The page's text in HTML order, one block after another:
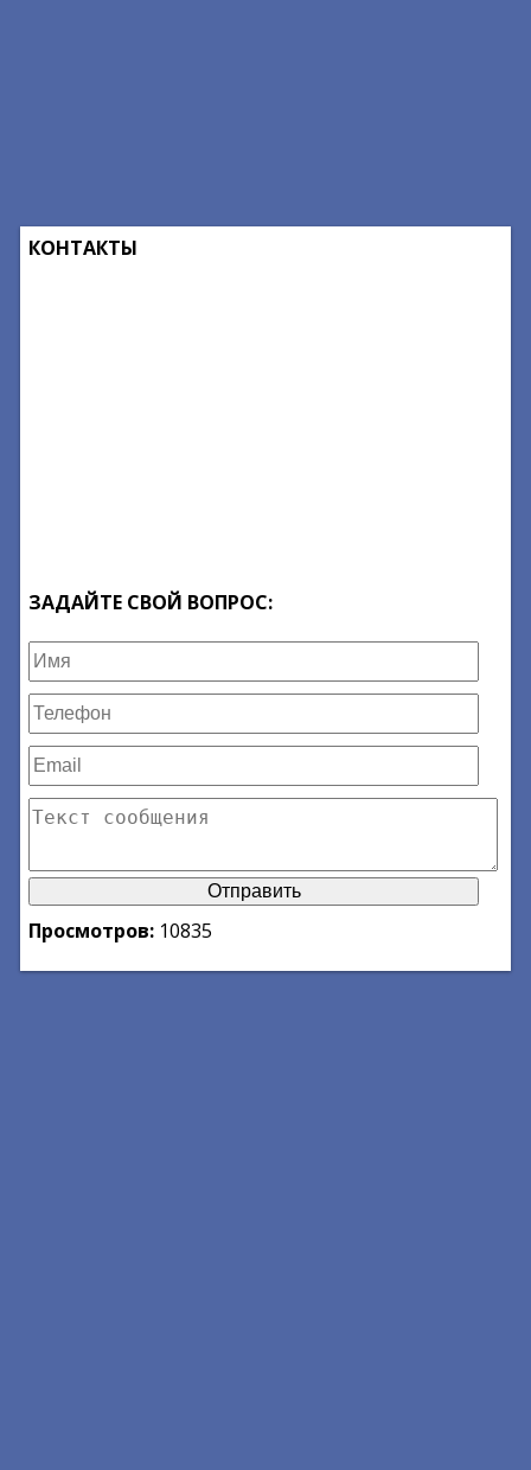
КОНТАКТЫ
ЗАДАЙТЕ СВОЙ ВОПРОС:
Просмотров: 10835